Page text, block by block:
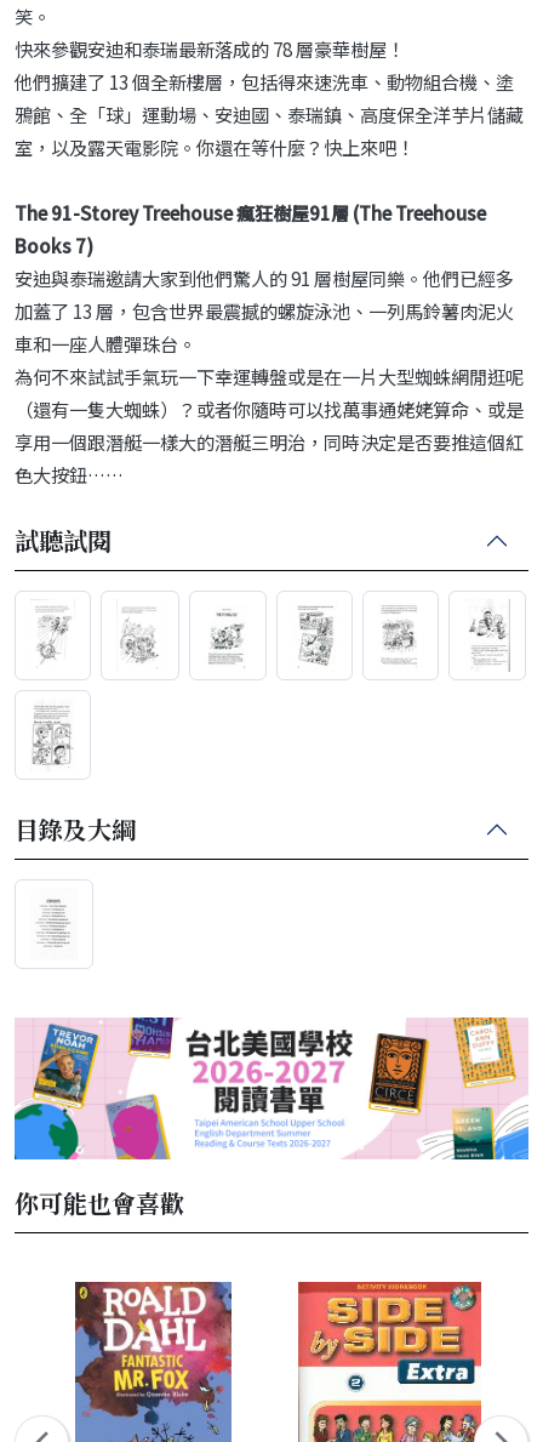
笑。
快來參觀安迪和泰瑞最新落成的 78 層豪華樹屋！
他們擴建了 13 個全新樓層，包括得來速洗車、動物組合機、塗
鴉館、全「球」運動場、安迪國、泰瑞鎮、高度保全洋芋片儲藏
室，以及露天電影院。你還在等什麼？快上來吧！
The 91-Storey Treehouse 瘋狂樹屋91層 (The Treehouse
Books 7)
安迪與泰瑞邀請大家到他們驚人的 91 層樹屋同樂。他們已經多
加蓋了 13 層，包含世界最震撼的螺旋泳池、一列馬鈴薯肉泥火
車和一座人體彈珠台。
為何不來試試手氣玩一下幸運轉盤或是在一片大型蜘蛛網閒逛呢
（還有一隻大蜘蛛）？或者你隨時可以找萬事通姥姥算命、或是
享用一個跟潛艇一樣大的潛艇三明治，同時決定是否要推這個紅
色大按鈕……
試聽試閱
目錄及大綱
你可能也會喜歡